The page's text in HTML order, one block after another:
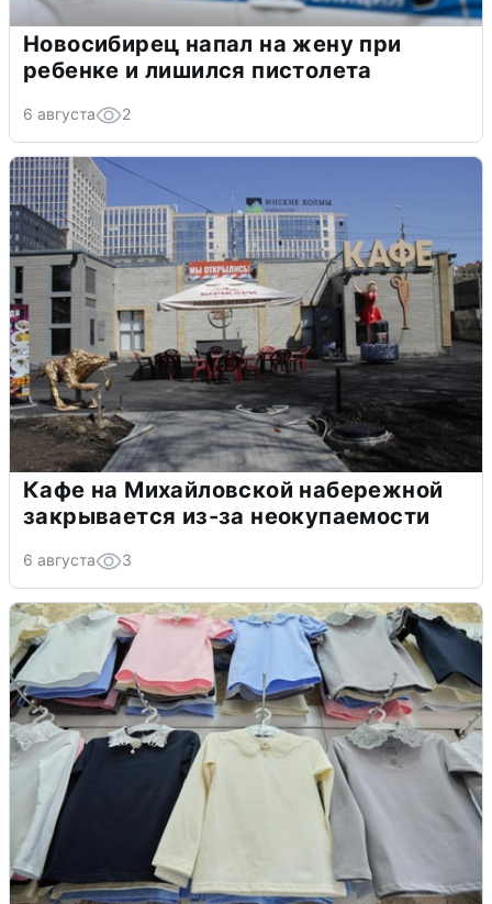
Новосибирец напал на жену при
ребенке и лишился пистолета
6 августа 2
Кафе на Михайловской набережной
закрывается из-за неокупаемости
6 августа 3